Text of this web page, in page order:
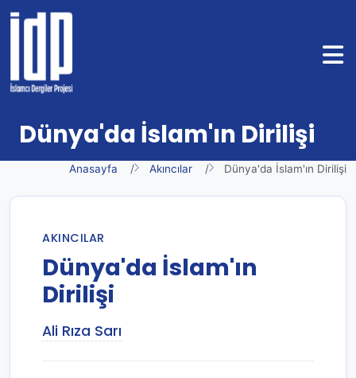
Dünya'da İslam'ın Dirilişi
Anasayfa Akıncılar Dünya'da İslam'ın Dirilişi
AKINCILAR
Dünya'da İslam'ın
Dirilişi
Ali Rıza Sarı